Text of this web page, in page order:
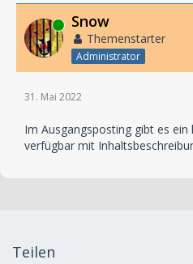
Online Snow
Themenstarter
Administrator
31. Mai 2022
Im Ausgangsposting gibt es
verfügbar mit
Teilen